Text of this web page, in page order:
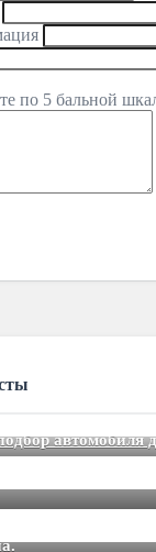
по 5 бальной
автомобиля